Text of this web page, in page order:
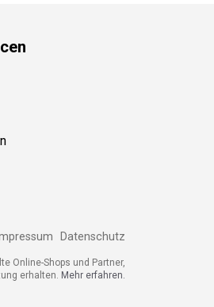
n
Datenschutz
Shops und Partner,
erhalten. Mehr erfahren.